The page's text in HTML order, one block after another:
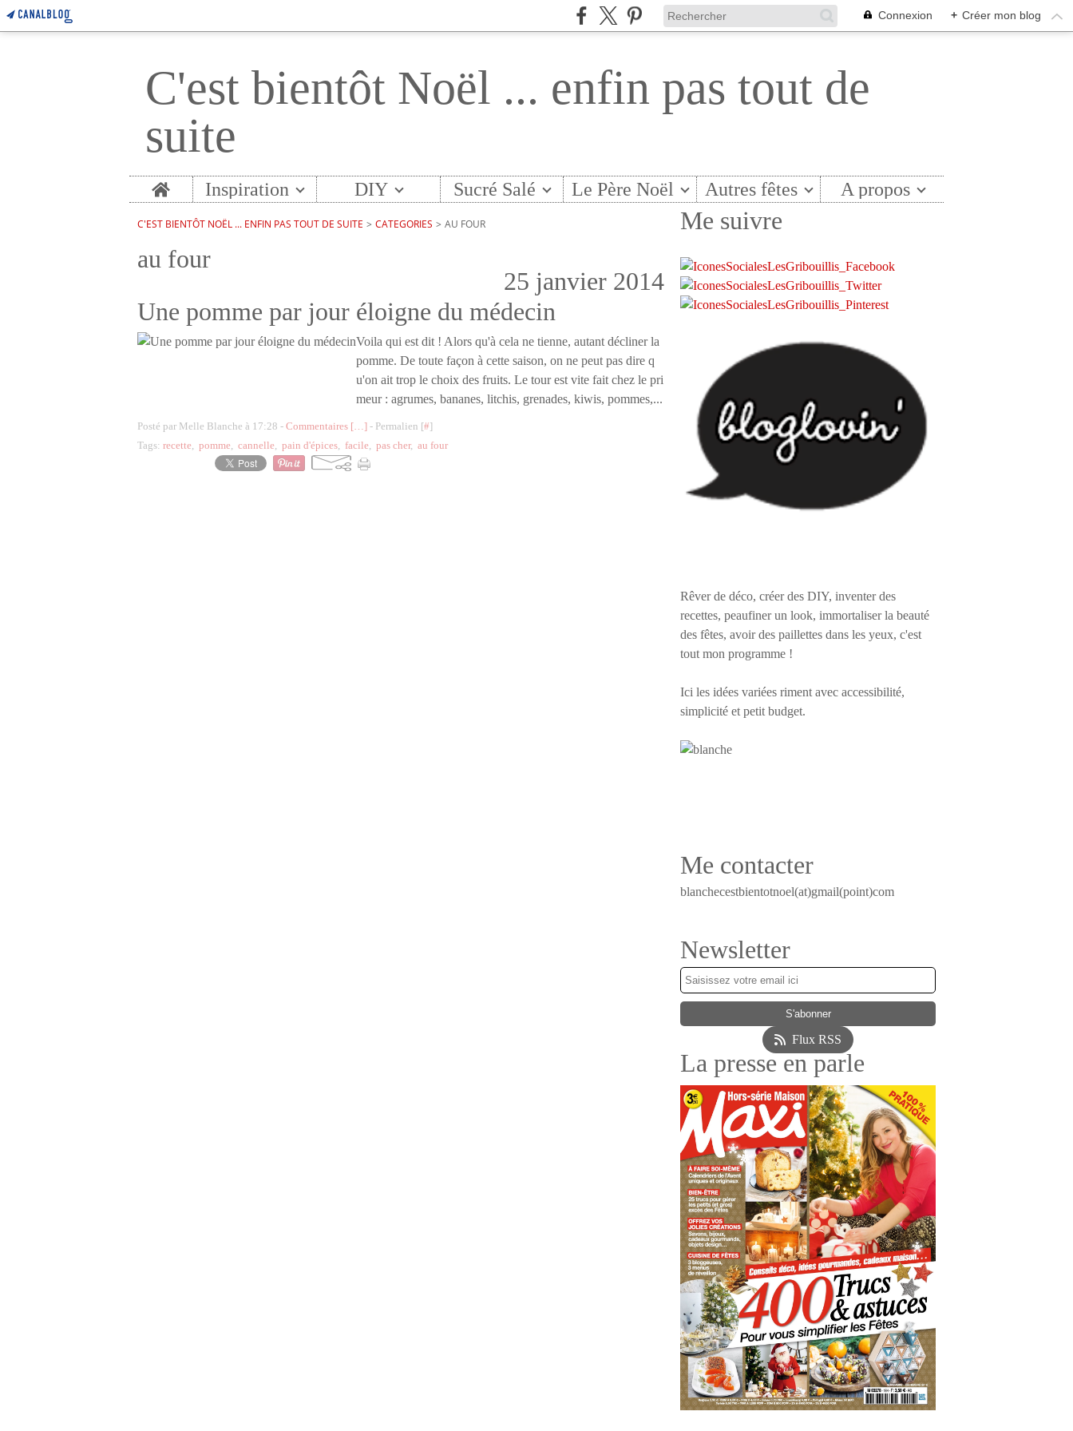
Connexion + Créer mon blog
C'est bientôt Noël ... enfin pas tout de
suite
Home Inspiration DIY Sucré Salé Le Père Noël Autres fêtes A propos
C'EST BIENTÔT NOËL ... ENFIN PAS TOUT DE SUITE > CATEGORIES > AU FOUR
au four
25 janvier 2014
Une pomme par jour éloigne du médecin
Voila qui est dit ! Alors qu'à cela ne tienne, autant décliner la
pomme. De toute façon à cette saison, on ne peut pas dire q
u'on ait trop le choix des fruits. Le tour est vite fait chez le pri
meur : agrumes, bananes, litchis, grenades, kiwis, pommes,...
Posté par Melle Blanche à 17:28 - Commentaires […] - Permalien [#]
Tags: recette, pomme, cannelle, pain d'épices, facile, pas cher, au four
Me suivre
Rêver de déco, créer des DIY, inventer des
recettes, peaufiner un look, immortaliser la beauté
des fêtes, avoir des paillettes dans les yeux, c'est
tout mon programme !
Ici les idées variées riment avec accessibilité,
simplicité et petit budget.
Me contacter
blanchecestbientotnoel(at)gmail(point)com
Newsletter
Flux RSS
La presse en parle